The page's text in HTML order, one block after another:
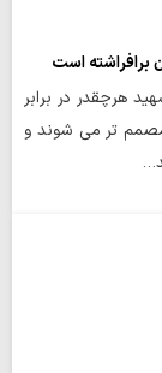
برافراشته است
هرچقدر در برابر
مصمم تر می شوند و